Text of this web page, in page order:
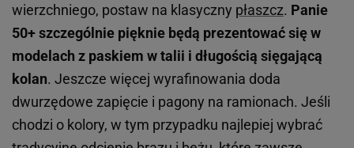
wierzchniego, postaw na klasyczny płaszcz. Panie
50+ szczególnie pięknie będą prezentować się w
modelach z paskiem w talii i długością sięgającą
kolan. Jeszcze więcej wyrafinowania doda
dwurzędowe zapięcie i pagony na ramionach. Jeśli
chodzi o kolory, w tym przypadku najlepiej wybrać